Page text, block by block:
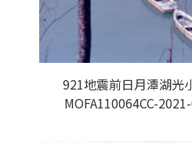
921地震前日月潭湖光
MOFA110064CC-